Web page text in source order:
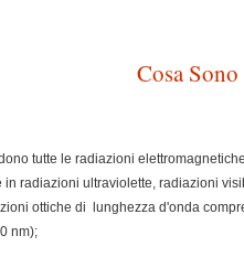
Cosa
tutte le radiazioni
radiazioni ultraviolette, radiazioni
ottiche di lunghezza d'onda
nm);